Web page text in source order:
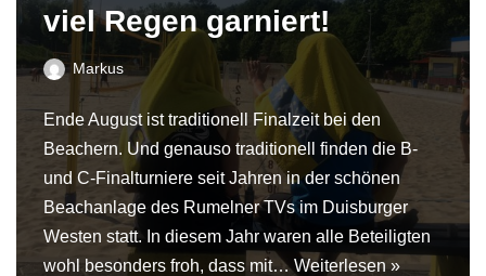
viel Regen garniert!
Markus
Ende August ist traditionell Finalzeit bei den
Beachern. Und genauso traditionell finden die B-
und C-Finalturniere seit Jahren in der schönen
Beachanlage des Rumelner TVs im Duisburger
Westen statt. In diesem Jahr waren alle Beteiligten
wohl besonders froh, dass mit…Weiterlesen »